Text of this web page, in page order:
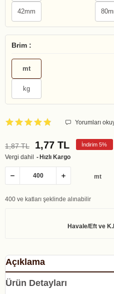
42mm
Brim :
mt
kg
Yorumları
1,87 TL 1,77 TL İndirim 5%
Vergi dahil Hızlı Kargo
mt
400 ve katları şeklinde alınabilir
Açıklama
Ürün Detayları